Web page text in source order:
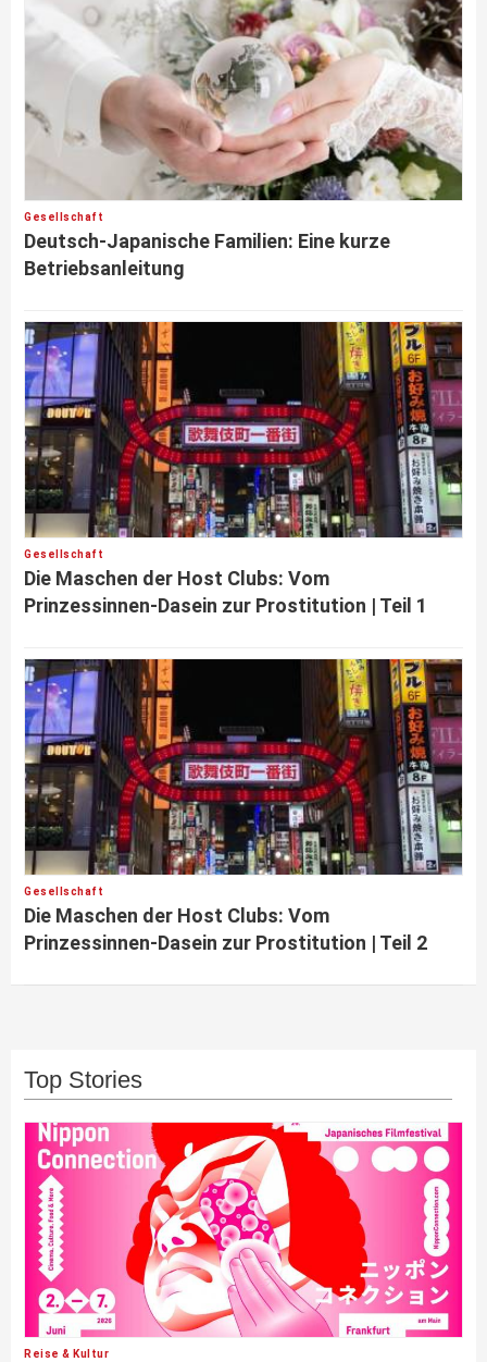
Gesellschaft
Deutsch-Japanische Familien: Eine kurze
Betriebsanleitung
Gesellschaft
Die Maschen der Host Clubs: Vom
Prinzessinnen-Dasein zur Prostitution | Teil 1
Gesellschaft
Die Maschen der Host Clubs: Vom
Prinzessinnen-Dasein zur Prostitution | Teil 2
Top Stories
Reise & Kultur